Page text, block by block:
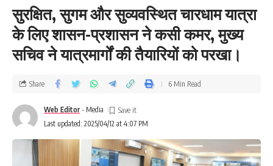
सुरक्षित, सुगम और सुव्यवस्थित चारधाम यात्रा
के लिए शासन-प्रशासन ने कसी कमर, मुख्य
सचिव ने यात्रमार्गों की तैयारियों को परखा।
Last updated: 2025/04/12 at 4:07 PM
Web Editor - Media
Share 6 Min Read